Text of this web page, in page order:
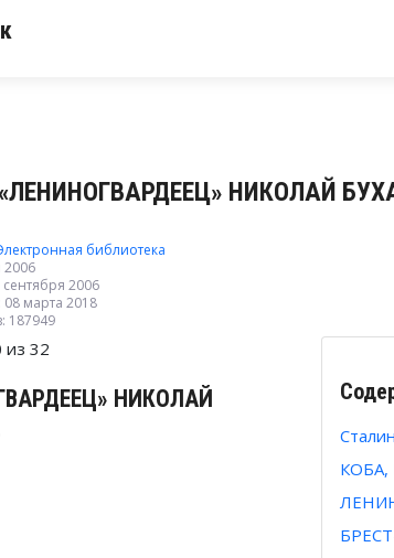
«ЛЕНИНОГВАРДЕЕЦ» НИКОЛАЙ
библиотека
2006
2006
марта 2018
187949
Сталин
из 32
НИКОЛАЙ